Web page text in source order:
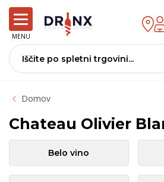
MENU
Domov
Chateau Olivier
Belo vino